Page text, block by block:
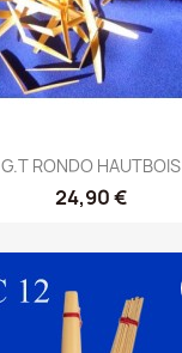
G.T RONDO HAUTBOIS
24,90 €